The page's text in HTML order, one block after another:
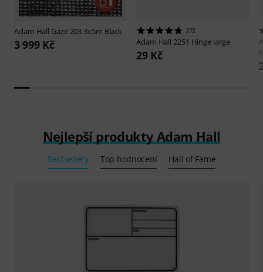
Adam Hall Gaze 203 3x5m Black
3 999 Kč
372
Adam Hall2251 Hinge large
29 Kč
Nejlepší produkty Adam Hall
Bestsellery Top hodnocení Hall of Fame